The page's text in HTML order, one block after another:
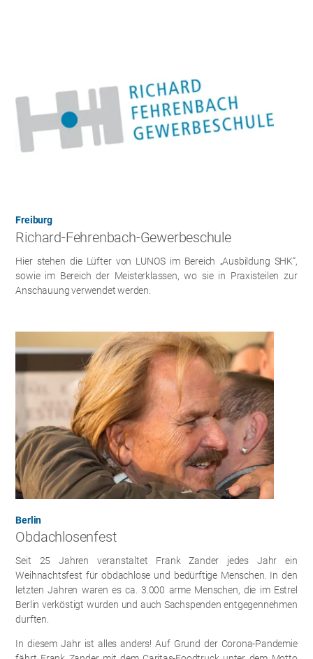
Freiburg
Richard-Fehrenbach-Gewerbeschule
Hier stehen die Lüfter von LUNOS im Bereich „Ausbildung SHK“,
sowie im Bereich der Meisterklassen, wo sie in Praxisteilen zur
Anschauung verwendet werden.
Berlin
Obdachlosenfest
Seit 25 Jahren veranstaltet Frank Zander jedes Jahr ein
Weihnachtsfest für obdachlose und bedürftige Menschen. In den
letzten Jahren waren es ca. 3.000 arme Menschen, die im Estrel
Berlin verköstigt wurden und auch Sachspenden entgegennehmen
durften.
In diesem Jahr ist alles anders! Auf Grund der Corona-Pandemie